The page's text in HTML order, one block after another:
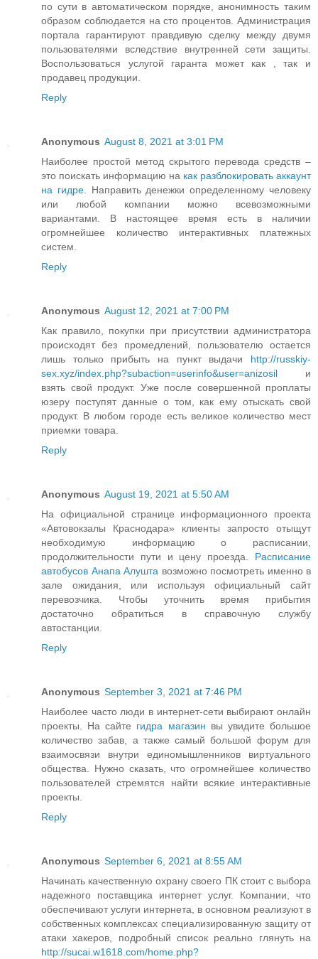
по сути в автоматическом порядке, анонимность таким
образом соблюдается на сто процентов. Администрация
портала гарантируют правдивую сделку между двумя
пользователями вследствие внутренней сети защиты.
Воспользоваться услугой гаранта может как , так и
продавец продукции.
Reply
Anonymous August 8, 2021 at 3:01 PM
Наиболее простой метод скрытого перевода средств –
это поискать информацию на как разблокировать аккаунт
на гидре. Направить денежки определенному человеку
или любой компании можно всевозможными
вариантами. В настоящее время есть в наличии
огромнейшее количество интерактивных платежных
систем.
Reply
Anonymous August 12, 2021 at 7:00 PM
Как правило, покупки при присутствии администратора
происходят без промедлений, пользователю остается
лишь только прибыть на пункт выдачи http://russkiy-
sex.xyz/index.php?subaction=userinfo&user=anizosil и
взять свой продукт. Уже после совершенной проплаты
юзеру поступят данные о том, как ему отыскать свой
продукт. В любом городе есть великое количество мест
приемки товара.
Reply
Anonymous August 19, 2021 at 5:50 AM
На официальной странице информационного проекта
«Автовокзалы Краснодара» клиенты запросто отыщут
необходимую информацию о расписании,
продолжительности пути и цену проезда. Расписание
автобусов Анапа Алушта возможно посмотреть именно в
зале ожидания, или используя официальный сайт
перевозчика. Чтобы уточнить время прибытия
достаточно обратиться в справочную службу
автостанции.
Reply
Anonymous September 3, 2021 at 7:46 PM
Наиболее часто люди в интернет-сети выбирают онлайн
проекты. На сайте гидра магазин вы увидите большое
количество забав, а также самый большой форум для
взаимосвязи внутри единомышленников виртуального
общества. Нужно сказать, что огромнейшее количество
пользователей стремятся найти всякие интерактивные
проекты.
Reply
Anonymous September 6, 2021 at 8:55 AM
Начинать качественную охрану своего ПК стоит с выбора
надежного поставщика интернет услуг. Компании, что
обеспечивают услуги интернета, в основном реализуют в
собственных комплексах специализированную защиту от
атаки хакеров, подробный список реально глянуть на
http://sucai.w1618.com/home.php?